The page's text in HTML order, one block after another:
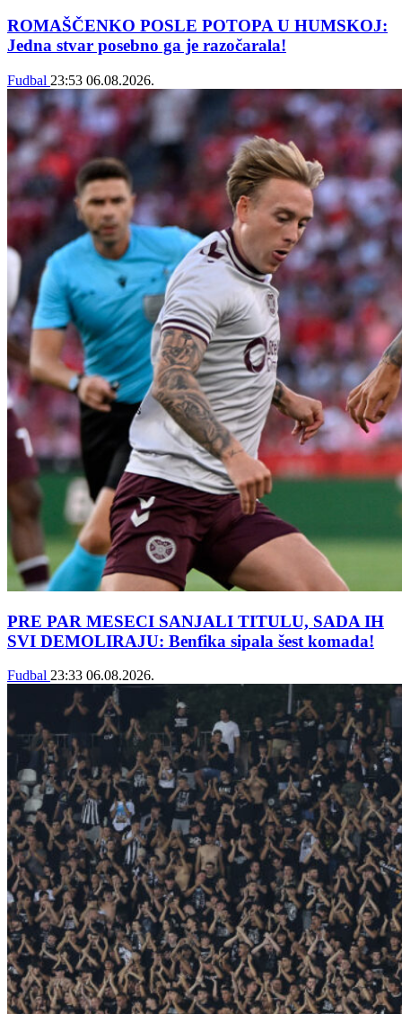
ROMAŠČENKO POSLE POTOPA U HUMSKOJ:
Jedna stvar posebno ga je razočarala!
Fudbal 23:53 06.08.2026.
PRE PAR MESECI SANJALI TITULU, SADA IH
SVI DEMOLIRAJU: Benfika sipala šest komada!
Fudbal 23:33 06.08.2026.